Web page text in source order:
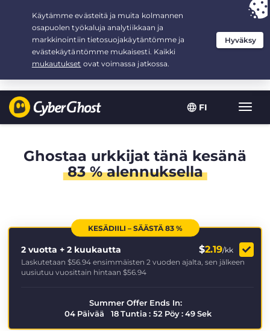
FI
Your choice:The Best Dealfor 2.1666666666667-years at $
/month
Ghostaa urkkijat tänä kesänä
83 % alennuksella
KESÄDIILI – SÄÄSTÄ 83 %
2 vuotta + 2 kuukautta $2.19/kk
Laskutetaan $56.94 ensimmäisten 2 vuoden ajalta, sen jälkeen
uusiutuu vuosittain hintaan $56.94
Summer Offer Ends In:
04 Päivää 18Tuntia : 52 Pöy:48Sek